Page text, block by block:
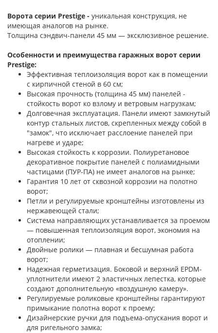
Ворота серии Prestige - уникальная конструкция, не
имеющая аналогов на рынке.
Толщина сэндвич-панели 45 мм — эксклюзивное решение.
Особенности и преимущества гаражных ворот серии
Prestige:
Эффективная теплоизоляция ворот как в помещении
с кирпичной стеной в 60 см;
Высокая прочность (толщина 45 мм) панелей -
стойкость ворот ко взлому и ветровым нагрузкам;
Долговечная эксплуатация. Панели имеют замкнутый
контур стальных листов, скрепленных между собой в
"замок", что исключает расслоение панелей при
нагреве и ударе;
Высокая стойкость к коррозии. Полиуретановое
декоративное покрытие панелей с полиамидными
частицами (ПУР-ПА) не имеет аналогов на рынке;
Гарантия 10 лет от сквозной коррозии на полотно
ворот;
Петли и регулируемые кронштейны изготовлены из
нержавеющей стали;
Система направляющих устанавливается за проемом
— повышенная теплоизоляция ворот, экономия на
отоплении;
Двойные ролики — плавная и бесшумная работа
ворот;
Надежная герметизация. Боковой и верхний EPDM-
уплотнители имеют 2 эластичных лепестка, которые
создают дополнительную «воздушную камеру».
Регулируемые роликовые кронштейны гарантируют
примыкание полотна ворот к проему;
Дизайнерские ручки для подъема-опускания ворот и
для ригельного замка;